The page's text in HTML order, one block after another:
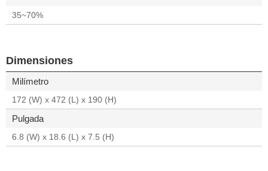
35~70%
Dimensiones
Milímetro
172 (W) x 472 (L) x 190 (H)
Pulgada
6.8 (W) x 18.6 (L) x 7.5 (H)